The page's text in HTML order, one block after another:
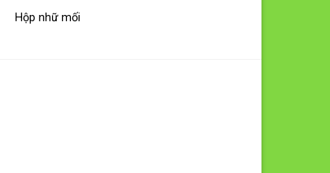
Hộp nhữ mối